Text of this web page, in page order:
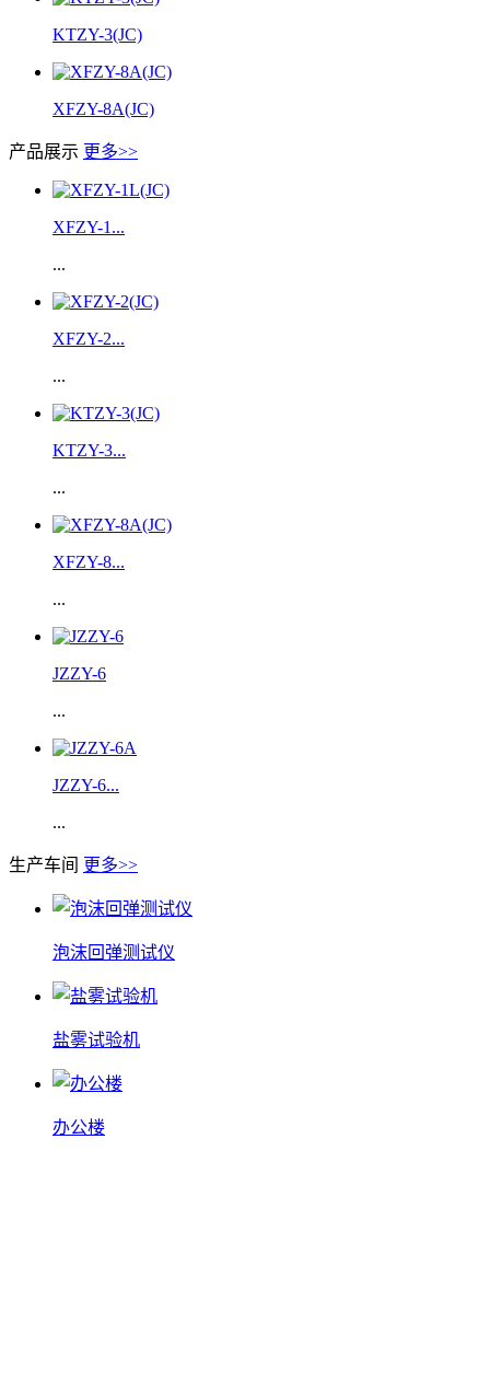
KTZY-3(JC)
XFZY-8A(JC)
产品展示 更多>>
XFZY-1...
...
XFZY-2...
...
KTZY-3...
...
XFZY-8...
...
JZZY-6
...
JZZY-6...
...
生产车间 更多>>
泡沫回弹测试仪
盐雾试验机
办公楼